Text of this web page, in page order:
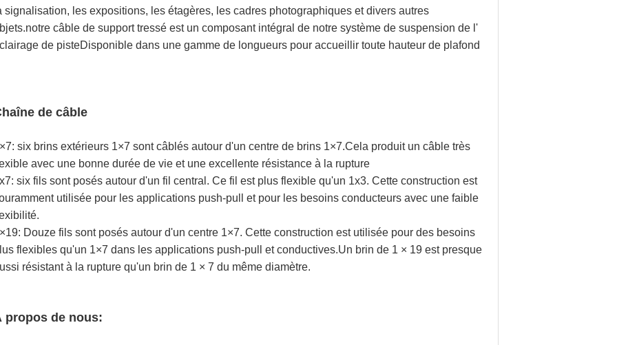
signalisation, les expositions, les étagères, les cadres photographiques et divers autres
câble de support tressé est un composant intégral de notre système de suspension de l'
de pisteDisponible dans une gamme de longueurs pour accueillir toute hauteur de plafond
de câble
six brins extérieurs 1×7 sont câblés autour d'un centre de brins 1×7.Cela produit un câble très
avec une bonne durée de vie et une excellente résistance à la rupture
six fils sont posés autour d'un fil central. Ce fil est plus flexible qu'un 1x3. Cette construction est
utilisée pour les applications push-pull et pour les besoins conducteurs avec une faible
Douze fils sont posés autour d'un centre 1×7. Cette construction est utilisée pour des besoins
flexibles qu'un 1×7 dans les applications push-pull et conductives.Un brin de 1 × 19 est presque
résistant à la rupture qu'un brin de 1 × 7 du même diamètre.
propos de nous: